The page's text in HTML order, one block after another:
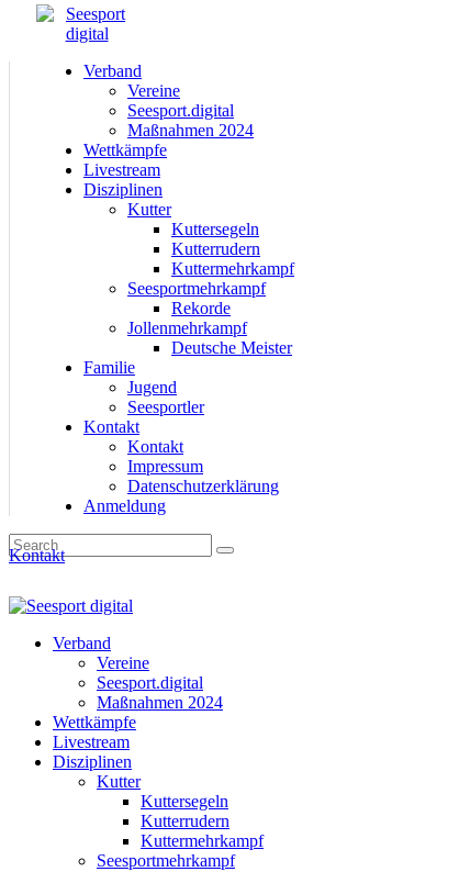
Verband
Vereine
Seesport.digital
Maßnahmen 2024
Wettkämpfe
Livestream
Disziplinen
Kutter
Kuttersegeln
Kutterrudern
Kuttermehrkampf
Seesportmehrkampf
Rekorde
Jollenmehrkampf
Deutsche Meister
Familie
Jugend
Seesportler
Kontakt
Kontakt
Impressum
Datenschutzerklärung
Anmeldung
Kontakt
Verband
Vereine
Seesport.digital
Maßnahmen 2024
Wettkämpfe
Livestream
Disziplinen
Kutter
Kuttersegeln
Kutterrudern
Kuttermehrkampf
Seesportmehrkampf